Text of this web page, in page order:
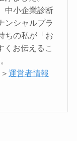
中小企業診断
ンシャルプラ
ちの私が「お
くお伝えるこ
運営者情報